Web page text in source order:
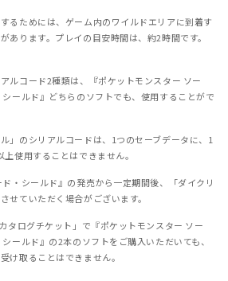
るためには、ゲーム内のワイルドエリアに到着す
あります。プレイの目安時間は、約2時間です。
ルコード2種類は、『ポケットモンスター ソー
ールド』どちらのソフトでも、使用することがで
」のシリアルコードは、1つのセーブデータに、1
使用することはできません。
ド・シールド』の発売から一定期間後、「ダイクリ
せていただく場合がございます。
タログチケット」で『ポケットモンスター ソー
ールド』の2本のソフトをご購入いただいても、
け取ることはできません。